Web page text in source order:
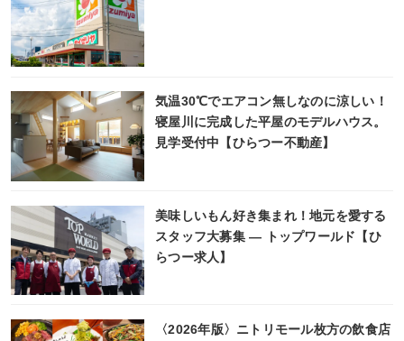
気温30℃でエアコン無しなのに涼しい！
寝屋川に完成した平屋のモデルハウス。
見学受付中【ひらつー不動産】
美味しいもん好き集まれ！地元を愛する
スタッフ大募集 ― トップワールド【ひ
らつー求人】
〈2026年版〉ニトリモール枚方の飲食店